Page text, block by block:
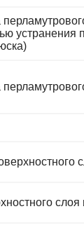
устранения
слоя